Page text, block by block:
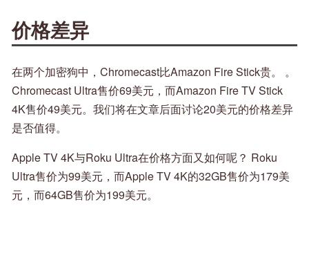
价格差异
在两个加密狗中，Chromecast比Amazon Fire Stick贵。 。
Chromecast Ultra售价69美元，而Amazon Fire TV Stick
4K售价49美元。我们将在文章后面讨论20美元的价格差异
是否值得。
Apple TV 4K与Roku Ultra在价格方面又如何呢？ Roku
Ultra售价为99美元，而Apple TV 4K的32GB售价为179美
元，而64GB售价为199美元。